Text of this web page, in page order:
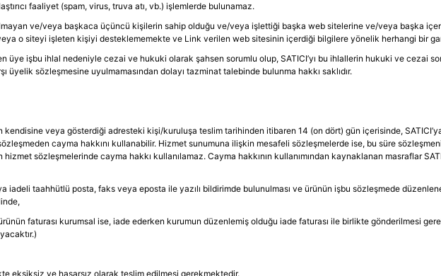
faaliyet (spam, virus, truva atı, vb.) işlemlerde bulunamaz.
ve/veya başkaca üçüncü kişilerin sahip olduğu ve/veya işlettiği başka web sitelerine ve/veya başka
o siteyi işleten kişiyi desteklememekte ve Link verilen web sitesinin içerdiği bilgilere yönelik herhangi bir
üye işbu ihlal nedeniyle cezai ve hukuki olarak şahsen sorumlu olup, SATICI’yı bu ihlallerin hukuki ve cezai
üyelik sözleşmesine uyulmamasından dolayı tazminat talebinde bulunma hakkı saklıdır.
kendisine veya gösterdiği adresteki kişi/kuruluşa teslim tarihinden itibaren 14 (on dört) gün içerisinde,
cayma hakkını kullanabilir. Hizmet sunumuna ilişkin mesafeli sözleşmelerde ise, bu süre
sözleşmelerinde cayma hakkı kullanılamaz. Cayma hakkının kullanımından kaynaklanan masraflar
iadeli taahhütlü posta, faks veya eposta ile yazılı bildirimde bulunulması ve ürünün işbu sözleşmede
faturası kurumsal ise, iade ederken kurumun düzenlemiş olduğu iade faturası ile birlikte gönderilmesi
eksiksiz ve hasarsız olarak teslim edilmesi gerekmektedir.